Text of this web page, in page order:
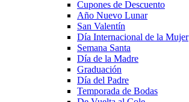
Cupones de Descuento
Año Nuevo Lunar
San Valentín
Día Internacional de la Mujer
Semana Santa
Día de la Madre
Graduación
Día del Padre
Temporada de Bodas